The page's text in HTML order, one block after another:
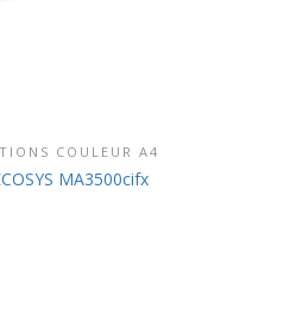
CE PRODUIT
COULEUR A4
MA3500cifx